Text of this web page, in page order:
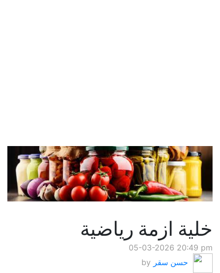
خلية ازمة رياضية
05-03-2026 20:49 pm
by حسن سقر